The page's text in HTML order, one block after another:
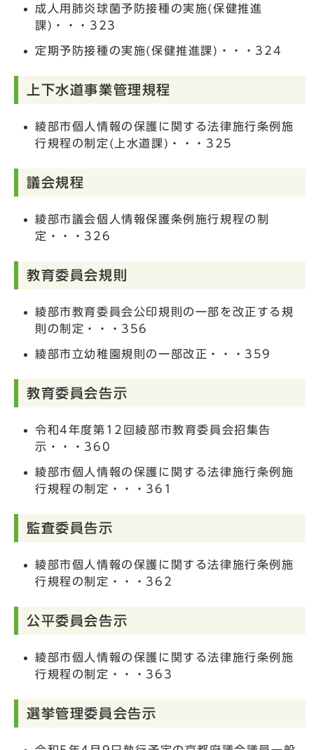
成人用肺炎球菌予防接種の実施(保健推進
課)・・・323
定期予防接種の実施(保健推進課)・・・324
上下水道事業管理規程
綾部市個人情報の保護に関する法律施行条例施
行規程の制定(上水道課)・・・325
議会規程
綾部市議会個人情報保護条例施行規程の制
定・・・326
教育委員会規則
綾部市教育委員会公印規則の一部を改正する規
則の制定・・・356
綾部市立幼稚園規則の一部改正・・・359
教育委員会告示
令和4年度第12回綾部市教育委員会招集告
示・・・360
綾部市個人情報の保護に関する法律施行条例施
行規程の制定・・・361
監査委員告示
綾部市個人情報の保護に関する法律施行条例施
行規程の制定・・・362
公平委員会告示
綾部市個人情報の保護に関する法律施行条例施
行規程の制定・・・363
選挙管理委員会告示